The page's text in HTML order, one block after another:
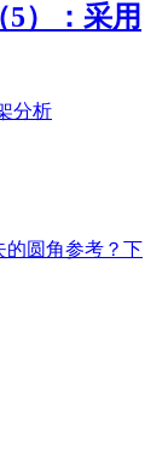
）：采用
圆角参考？ 下